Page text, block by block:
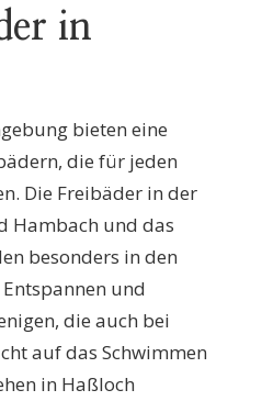
in
bieten eine
die für jeden
Die Freibäder in der
Hambach und das
besonders in den
und
die auch bei
auf das Schwimmen
in Haßloch